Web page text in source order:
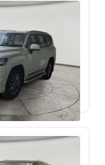
مستعملة 140,351 كم